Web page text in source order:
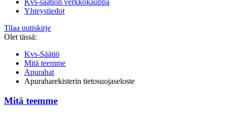
Kvs-säätiön verkkokauppa
Yhteystiedot
Tilaa uutiskirje
Olet tässä:
Kvs-Säätiö
Mitä teemme
Apurahat
Apuraharekisterin tietosuojaseloste
Mitä teemme